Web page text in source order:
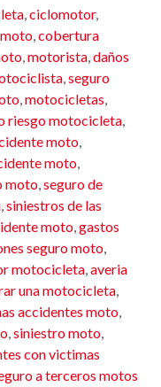
,ciclomotor,
,cobertura
,motorista,daños
,seguro
,motocicletas,
riesgo motocicleta,
moto,
moto,
moto,seguro de
,siniestros de las
moto,gastos
seguro moto,
motocicleta,averia
una motocicleta,
accidentes moto,
,siniestro moto,
con victimas
a terceros motos